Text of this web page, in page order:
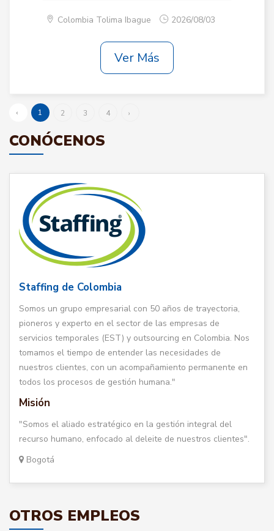
Colombia Tolima Ibague 2026/08/03
Ver Más
‹ 1 2 3 4 ›
CONÓCENOS
Staffing de Colombia
Somos un grupo empresarial con 50 años de trayectoria,
pioneros y experto en el sector de las empresas de
servicios temporales (EST) y outsourcing en Colombia. Nos
tomamos el tiempo de entender las necesidades de
nuestros clientes, con un acompañamiento permanente en
todos los procesos de gestión humana."
Misión
"Somos el aliado estratégico en la gestión integral del
recurso humano, enfocado al deleite de nuestros clientes".
Bogotá
OTROS EMPLEOS